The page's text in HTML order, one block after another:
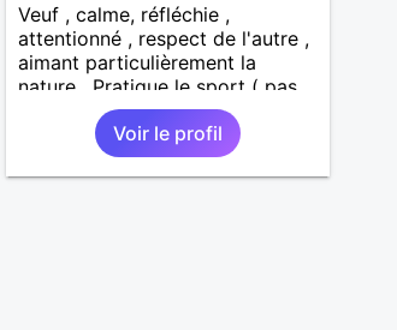
Veuf , calme, réfléchie ,
attentionné , respect de l'autre ,
aimant particulièrement la
nature . Pratique le sport ( pas
dans une salle) et la randonnée.
Recherche personne (50 km
environ autour de saint étienne)
pour finir le reste de ma vie ,
Voir le profil